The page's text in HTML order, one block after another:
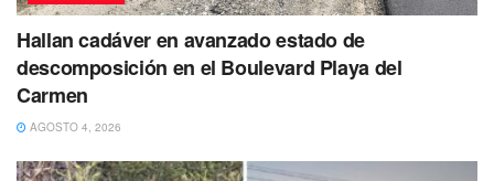
Hallan cadáver en avanzado estado de
descomposición en el Boulevard Playa del
Carmen
AGOSTO 4, 2026